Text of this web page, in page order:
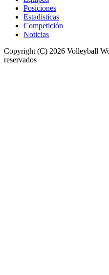
Posiciones
Estadísticas
Competición
Noticias
Copyright (C) 2026 Volleyball
reservados